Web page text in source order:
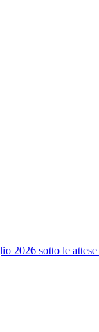
2026 sotto le attese